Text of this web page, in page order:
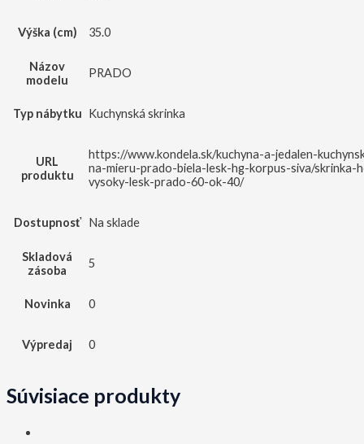
Výška (cm) 35.0
Názov
modelu
PRADO
Typ nábytku Kuchynská skrinka
URL
produktu
https://www.kondela.sk/kuchyna-a-jedalen-
na-mieru-prado-biela-lesk-hg-korpus-siva/skrinka-
vysoky-lesk-prado-60-ok-40/
Dostupnosť Na sklade
Skladová
zásoba
5
Novinka 0
Výpredaj 0
Súvisiace produkty